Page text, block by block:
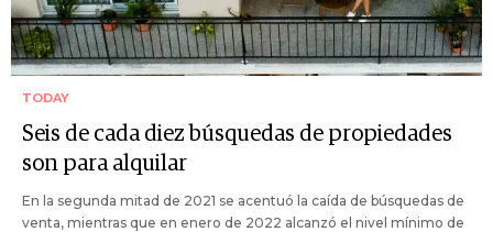
TODAY
Seis de cada diez búsquedas de propiedades
son para alquilar
En la segunda mitad de 2021 se acentuó la caída de búsquedas de
venta, mientras que en enero de 2022 alcanzó el nivel mínimo de